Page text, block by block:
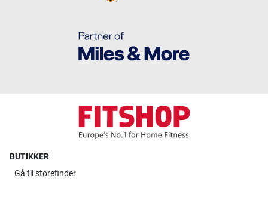
BUTIKKER
Gå til storefinder